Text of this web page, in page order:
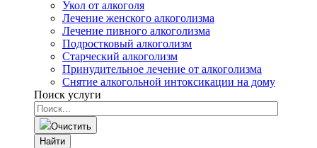
Укол от алкоголя
Лечение женского алкоголизма
Лечение пивного алкоголизма
Подростковый алкоголизм
Старческий алкоголизм
Принудительное лечение от алкоголизма
Снятие алкогольной интоксикации на дому
Поиск услуги
Очистить
Найти